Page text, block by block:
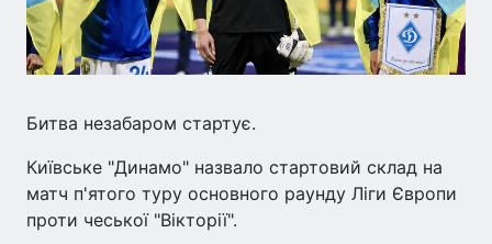
Битва незабаром стартує.
Київське "Динамо" назвало стартовий склад на
матч п'ятого туру основного раунду Ліги Європи
проти чеської "Вікторії".